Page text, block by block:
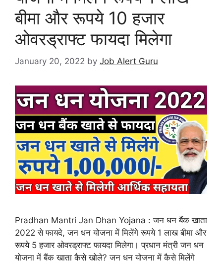
बीमा और रूपये 10 हजार
ओवरड्राफ्ट फायदा मिलेगा
January 20, 2022 by Job Alert Guru
Pradhan Mantri Jan Dhan Yojana : जन धन बैंक खाता
2022 से फायदे, जन धन योजना में मिलेंगे रूपये 1 लाख बीमा और
रूपये 5 हजार ओवरड्राफ्ट फायदा मिलेगा। प्रधान मंत्री जन धन
योजना में बैंक खाता कैसे खोले? जन धन योजना में कैसे मिलेंगे